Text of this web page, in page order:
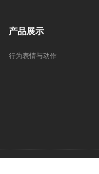
产品展示
行为表情与动作